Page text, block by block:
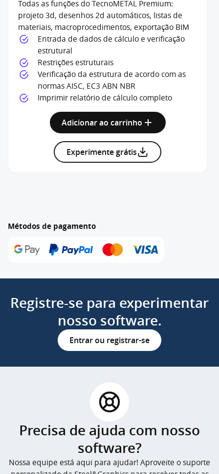
Todas as funções do TecnoMETAL Premium:
projeto 3d, desenhos 2d automáticos, listas de
materiais, macroprocedimentos, exportação BIM
Entrada de dados de cálculo e verificação
estrutural
Restrições estruturais
Verificação da estrutura de acordo com as
normas AISC, EC3 ABN NBR
Imprimir relatório de cálculo completo
Adicionar ao carrinho
Experimente grátis
Métodos de pagamento
Registre-se para experimentar
nosso software.
Entrar ou registrar-se
Precisa de ajuda com nosso
software?
Nossa equipe está aqui para ajudar! Aproveite o suporte